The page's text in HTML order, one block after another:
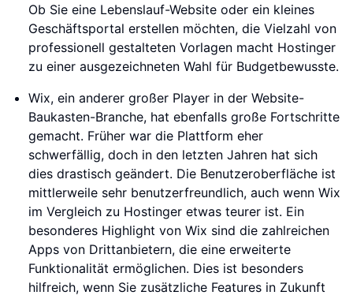
Ob Sie eine Lebenslauf-Website oder ein kleines
Geschäftsportal erstellen möchten, die Vielzahl von
professionell gestalteten Vorlagen macht Hostinger
zu einer ausgezeichneten Wahl für Budgetbewusste.
Wix, ein anderer großer Player in der Website-
Baukasten-Branche, hat ebenfalls große Fortschritte
gemacht. Früher war die Plattform eher
schwerfällig, doch in den letzten Jahren hat sich
dies drastisch geändert. Die Benutzeroberfläche ist
mittlerweile sehr benutzerfreundlich, auch wenn Wix
im Vergleich zu Hostinger etwas teurer ist. Ein
besonderes Highlight von Wix sind die zahlreichen
Apps von Drittanbietern, die eine erweiterte
Funktionalität ermöglichen. Dies ist besonders
hilfreich, wenn Sie zusätzliche Features in Zukunft